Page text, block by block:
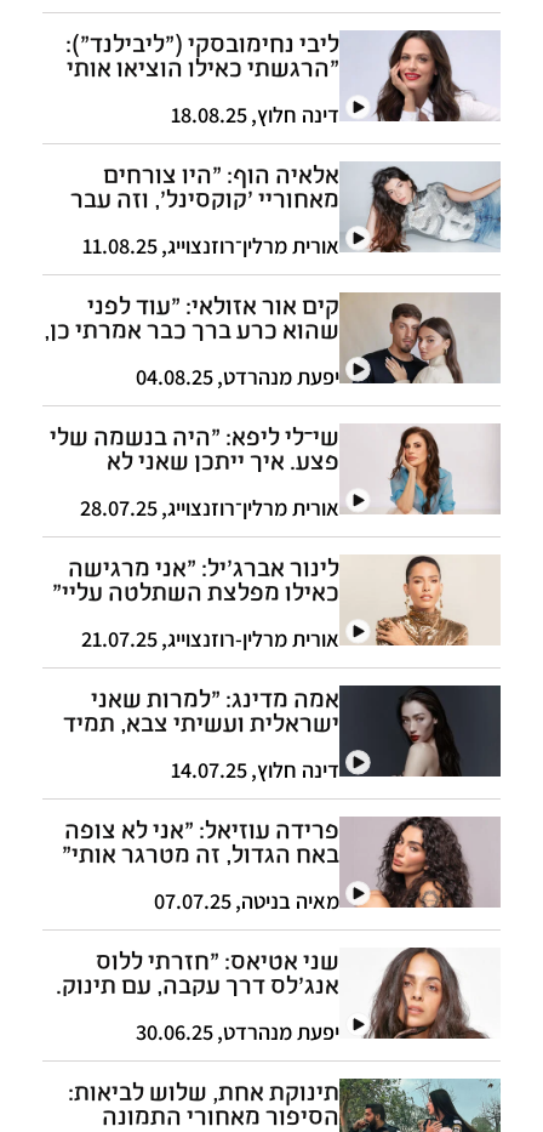
ליבי נחימובסקי ("ליבילנד"):
"הרגשתי כאילו הוציאו אותי
דינה חלוץ,
18.08.25
אלאיה הוף: "היו צורחים
מאחוריי 'קוקסינל', וזה עבר
אורית מרלין־רוזנצוייג,
11.08.25
קים אור אזולאי: "עוד לפני
שהוא כרע ברך כבר אמרתי כן,
יפעת מנהרדט,
04.08.25
שי־לי ליפא: "היה בנשמה שלי
פצע. איך ייתכן שאני לא
אותי?"
אורית מרלין־רוזנצוייג,
28.07.25
לינור אברג'יל: "אני מרגישה
כאילו מפלצת השתלטה עליי"
אורית מרלין-רוזנצוייג,
21.07.25
אמה מדינג: "למרות שאני
ישראלית ועשיתי צבא, תמיד
דינה חלוץ,
14.07.25
פרידה עוזיאל: "אני לא צופה
באח הגדול, זה מטרגר אותי"
מאיה בניטה,
07.07.25
שני אטיאס: "חזרתי ללוס
אנג'לס דרך עקבה, עם תינוק.
רעדו לי הידיים"
יפעת מנהרדט,
30.06.25
תינוקת אחת, שלוש לביאות:
הסיפור מאחורי התמונה